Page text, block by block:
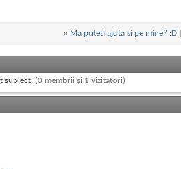
« Ma puteti ajuta si pe mine? :D|
subiect. (0 membrii și 1 vizitatori)